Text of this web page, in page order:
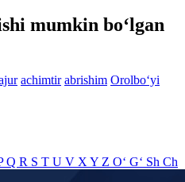
mumkin bo‘lgan
achimtir abrishim Orolbo‘yi
Q R S T U V X Y Z O‘ G‘ Sh Ch